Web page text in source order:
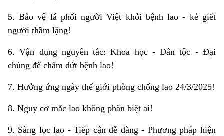
5. Bảo vệ lá phổi người Việt khỏi bệnh lao - kẻ giết
người thầm lặng!
6. Vận dụng nguyên tắc: Khoa học - Dân tộc - Đại
chúng để chấm dứt bệnh lao!
7. Hưởng ứng ngày thế giới phòng chống lao 24/3/2025!
8. Nguy cơ mắc lao không phân biệt ai!
9. Sàng lọc lao - Tiếp cận dễ dàng - Phương pháp hiện